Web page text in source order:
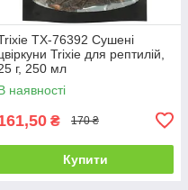
TX-76392 Сушені
Trixie для рептилій,
г, 250 мл
наявності
₴ 170 ₴
Купити